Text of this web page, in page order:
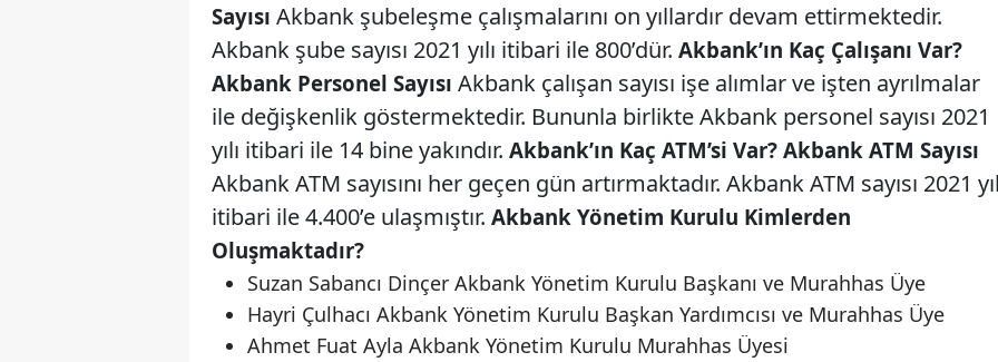
Sayısı Akbank şubeleşme çalışmalarını on yıllardır devam ettirmektedir.
Akbank şube sayısı 2021 yılı itibari ile 800’dür. Akbank’ın Kaç Çalışanı Var?
Akbank Personel Sayısı Akbank çalışan sayısı işe alımlar ve işten ayrılmalar
ile değişkenlik göstermektedir. Bununla birlikte Akbank personel sayısı 2021
yılı itibari ile 14 bine yakındır. Akbank’ın Kaç ATM’si Var? Akbank ATM Sayısı
Akbank ATM sayısını her geçen gün artırmaktadır. Akbank ATM sayısı 2021
itibari ile 4.400’e ulaşmıştır. Akbank Yönetim Kurulu Kimlerden
Oluşmaktadır?
Suzan Sabancı Dinçer Akbank Yönetim Kurulu Başkanı ve Murahhas Üye
Hayri Çulhacı Akbank Yönetim Kurulu Başkan Yardımcısı ve Murahhas Üye
Ahmet Fuat Ayla Akbank Yönetim Kurulu Murahhas Üyesi